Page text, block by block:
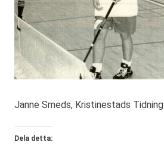
Janne Smeds, Kristinestads Tidning
Dela detta: